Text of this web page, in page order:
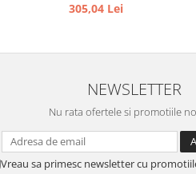
305,04 Lei
NEWSLETTER
Nu rata ofertele si promotiile
Vreau sa primesc newsletter cu